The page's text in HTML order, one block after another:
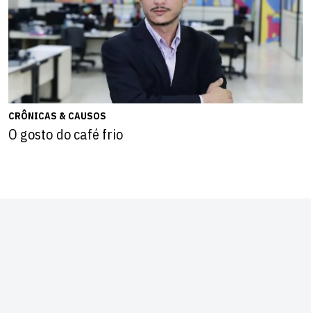
CRÔNICAS & CAUSOS
O gosto do café frio